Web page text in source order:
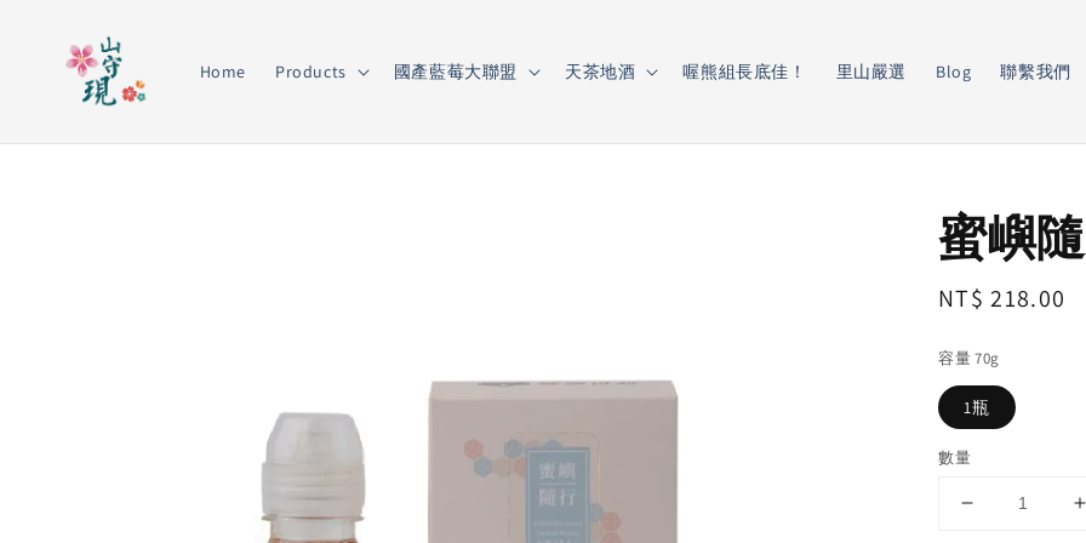
Home Products 國產藍莓大聯盟 天茶地酒 喔熊組長底佳！ 里山嚴選 Blog 聯繫我們
蜜嶼
Regular
NT$ 218.00
容量 70g
1瓶
數量